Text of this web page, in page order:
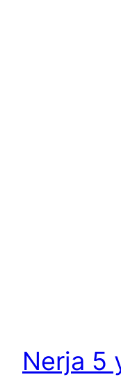
Nerja 5